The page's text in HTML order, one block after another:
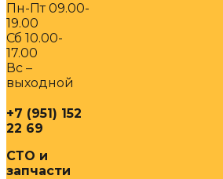
Пн-Пт 09.00-
19.00
Сб 10.00-
17.00
Вс –
выходной
+7 (951) 152
22 69
СТО и
запчасти